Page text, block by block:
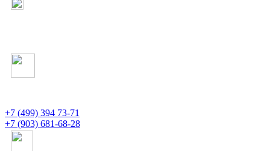
+7 (499) 394 73-71
+7 (903) 681-68-28